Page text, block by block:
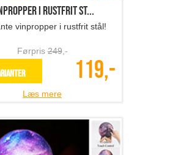
i rustfrit st...
vinpropper i rustfrit stål!
Førpris249,-
119,-
Læs mere